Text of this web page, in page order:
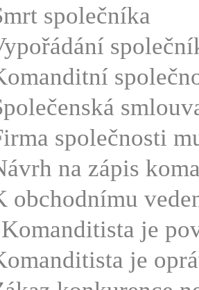
společníka
společnosti
na zápis
obchodnímu
je
je